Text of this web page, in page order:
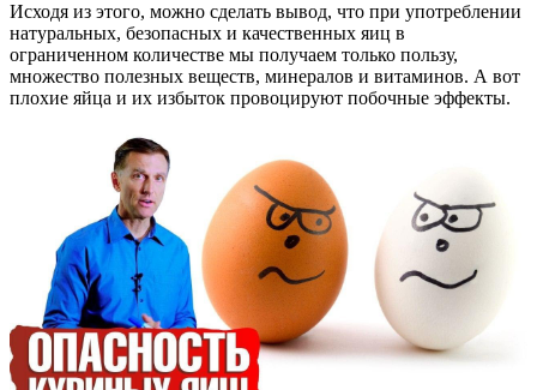
Исходя из этого, можно сделать вывод, что при употреблении
натуральных, безопасных и качественных яиц в
ограниченном количестве мы получаем только пользу,
множество полезных веществ, минералов и витаминов. А вот
плохие яйца и их избыток провоцируют побочные эффекты.